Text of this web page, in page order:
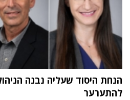
הנחת היסוד שעליה נבנה
להתערער